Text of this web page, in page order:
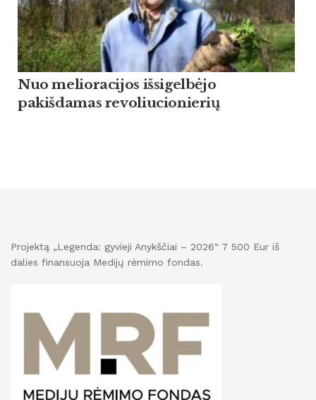
Nuo melioracijos išsigelbėjo
pakišdamas revoliucionierių
Projektą „Legenda: gyvieji Anykščiai – 2026“ 7 500 Eur iš
dalies finansuoja Medijų rėmimo fondas.